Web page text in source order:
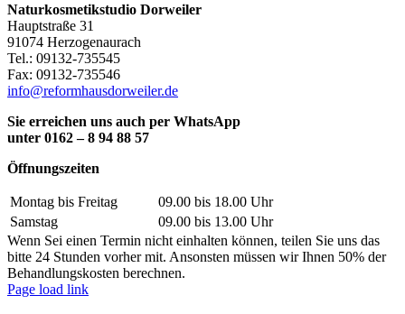
Naturkosmetikstudio Dorweiler
Hauptstraße 31
91074 Herzogenaurach
Tel.: 09132-735545
Fax: 09132-735546
info@reformhausdorweiler.de
Sie erreichen uns auch per WhatsApp
unter 0162 – 8 94 88 57
Öffnungszeiten
Montag bis Freitag
09.00 bis 18.00 Uhr
Samstag
09.00 bis 13.00 Uhr
Wenn Sei einen Termin nicht einhalten können, teilen Sie uns das
bitte 24 Stunden vorher mit. Ansonsten müssen wir Ihnen 50% der
Behandlungskosten berechnen.
Page load link